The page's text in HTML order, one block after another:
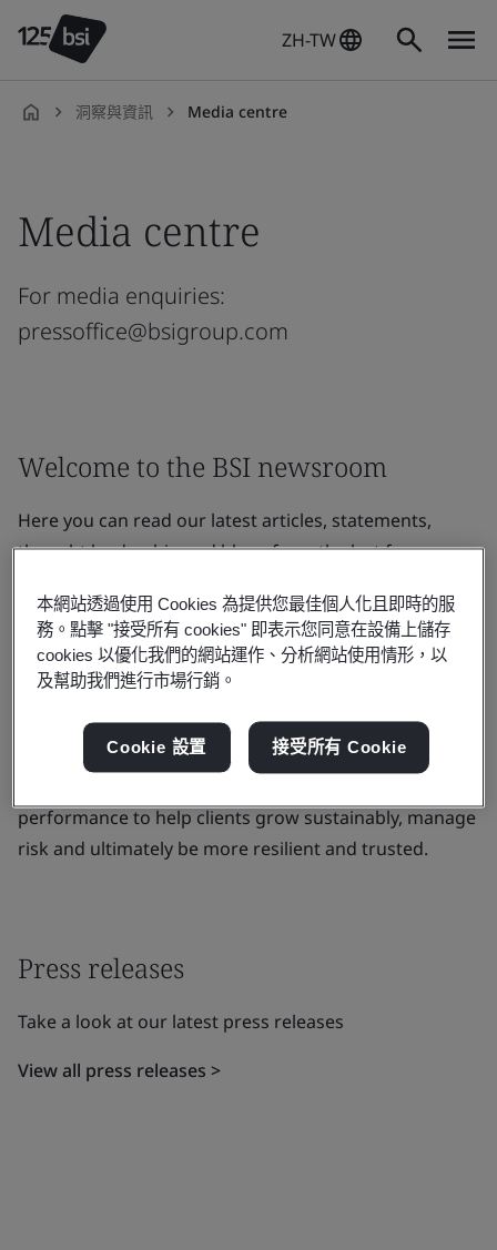
ZH-TW
洞察與資訊 Media centre
Media centre
For media enquiries:
pressoffice@bsigroup.com
Welcome to the BSI newsroom
Here you can read our latest articles, statements,
thought leadership and blogs from the last few
BSI is the business improvement company that
enables organizations to turn standards of best
practice into habits of excellence. For over a century
BSI has championed what good looks like and driven
best practice in organizations around the world.
performance to help clients grow sustainably, manage
risk and ultimately be more resilient and trusted.
Press releases
Take a look at our latest press releases
View all press releases >
本網站透過使用 Cookies 為提供您最佳個人化且即時的服
務。點擊 "接受所有 cookies" 即表示您同意在設備上儲存
cookies 以優化我們的網站運作、分析網站使用情形，以
及幫助我們進行市場行銷。
Cookie 設置 接受所有 Cookie